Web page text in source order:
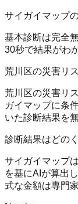
サイガイマップ
基本診断は完全
30秒で結果がわ
荒川区の災害リ
荒川区の災害リ
ガイマップに条
いた診断結果を
診断結果はどの
サイガイマップ
を基にAIが算出
式な金額は専門